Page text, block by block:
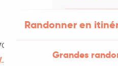
Randonner en
Grandes
Puy-l'Évêque
rendre